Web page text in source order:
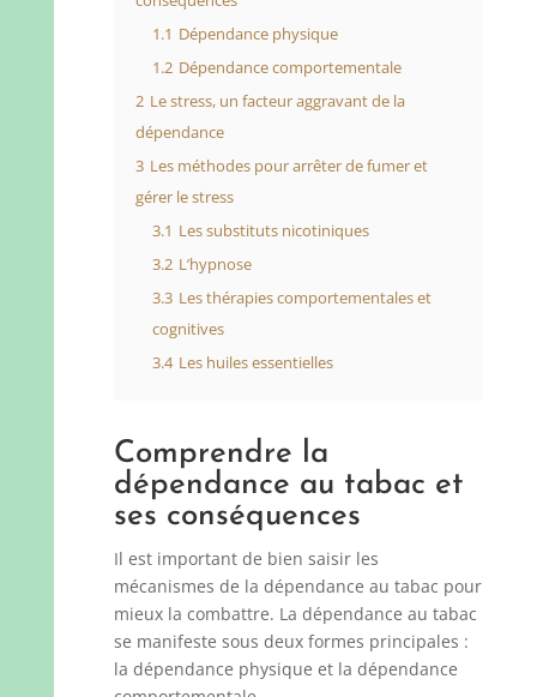
1.1 Dépendance physique
1.2 Dépendance comportementale
2 Le stress, un facteur aggravant de la
dépendance
3 Les méthodes pour arrêter de fumer et
gérer le stress
3.1 Les substituts nicotiniques
3.2 L’hypnose
3.3 Les thérapies comportementales et
cognitives
3.4 Les huiles essentielles
Comprendre la
dépendance au tabac et
ses conséquences
Il est important de bien saisir les
mécanismes de la dépendance au tabac pour
mieux la combattre. La dépendance au tabac
se manifeste sous deux formes principales :
la dépendance physique et la dépendance